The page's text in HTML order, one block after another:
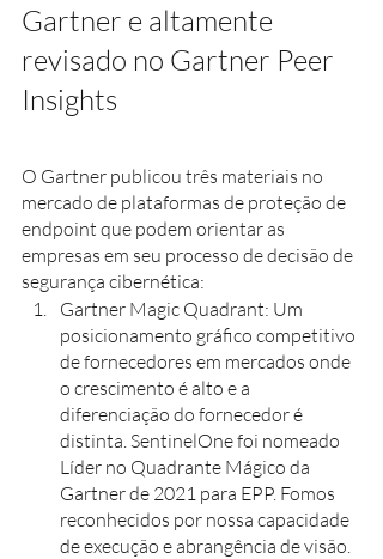
Gartner e altamente
revisado no Gartner Peer
Insights
O Gartner publicou três materiais no
mercado de plataformas de proteção de
endpoint que podem orientar as
empresas em seu processo de decisão de
segurança cibernética:
Gartner Magic Quadrant: Um
posicionamento gráfico competitivo
de fornecedores em mercados onde
o crescimento é alto e a
diferenciação do fornecedor é
distinta. SentinelOne foi nomeado
Líder no Quadrante Mágico da
Gartner de 2021 para EPP. Fomos
reconhecidos por nossa capacidade
de execução e abrangência de visão.